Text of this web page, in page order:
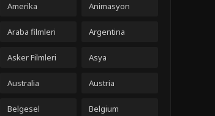
Amerika Animasyon
Araba filmleri Argentina
Asker Filmleri Asya
Australia Austria
Belgesel Belgium